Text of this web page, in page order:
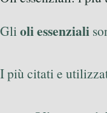
Gli oli essenziali
I più citati e